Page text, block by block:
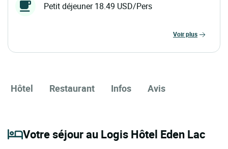
Petit déjeuner 18.49 USD/Pers
voir plus
Hôtel Restaurant Infos Avis
Votre séjour au Logis Hôtel Eden Lac